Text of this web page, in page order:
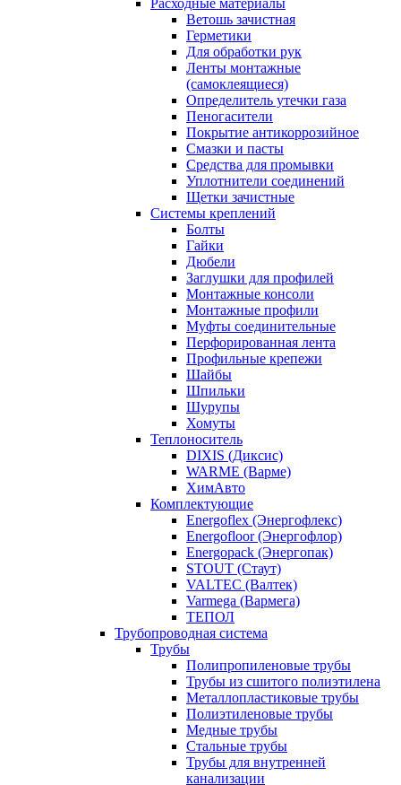
Расходные материалы
Ветошь зачистная
Герметики
Для обработки рук
Ленты монтажные
(самоклеящиеся)
Определитель утечки газа
Пеногасители
Покрытие антикоррозийное
Смазки и пасты
Средства для промывки
Уплотнители соединений
Щетки зачистные
Системы креплений
Болты
Гайки
Дюбели
Заглушки для профилей
Монтажные консоли
Монтажные профили
Муфты соединительные
Перфорированная лента
Профильные крепежи
Шайбы
Шпильки
Шурупы
Хомуты
Теплоноситель
DIXIS (Диксис)
WARME (Варме)
ХимАвто
Комплектующие
Energoflex (Энергофлекс)
Energofloor (Энергофлор)
Energopack (Энергопак)
STOUT (Стаут)
VALTEC (Валтек)
Varmega (Вармега)
ТЕПОЛ
Трубопроводная система
Трубы
Полипропиленовые трубы
Трубы из сшитого полиэтилена
Металлопластиковые трубы
Полиэтиленовые трубы
Медные трубы
Стальные трубы
Трубы для внутренней
канализации